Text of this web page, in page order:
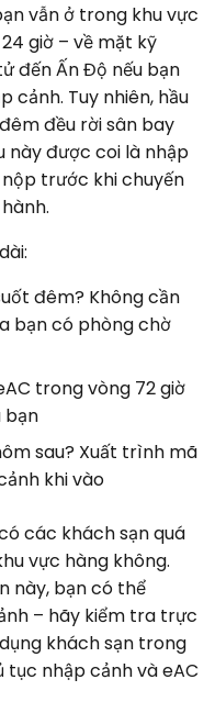
vẫn ở trong khu vực
giờ – về mặt kỹ
đến Ấn Độ nếu bạn
cảnh. Tuy nhiên, hầu
đều rời sân bay
này được coi là nhập
trước khi chuyến
đêm? Không cần
bạn có phòng chờ
trong vòng 72 giờ
bạn
sau? Xuất trình mã
khi vào
các khách sạn quá
vực hàng không.
này, bạn có thể
– hãy kiểm tra trực
khách sạn trong
tục nhập cảnh và eAC